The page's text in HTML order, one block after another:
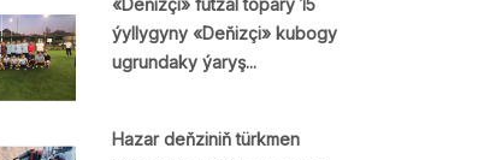
ýyllygyny «Deňizçi» kubogy
ugrundaky ýaryş...
Hazar deňziniň türkmen